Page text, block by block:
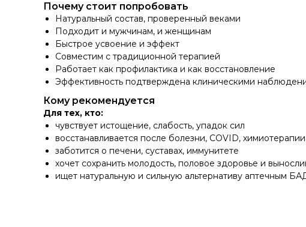
Почему стоит попробовать
Натуральный состав, проверенный веками
Подходит и мужчинам, и женщинам
Быстрое усвоение и эффект
Совместим с традиционной терапией
Работает как профилактика и как восстановление
Эффективность подтверждена клиническими
Кому рекомендуется
Для тех, кто:
чувствует истощение, слабость, упадок сил
восстанавливается после болезни, COVID, химиотерапии
заботится о печени, суставах, иммунитете
хочет сохранить молодость, половое здоровье и
ищет натуральную и сильную альтернативу аптечным